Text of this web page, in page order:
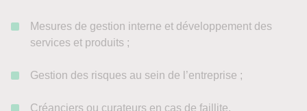
Mesures de gestion interne et développement des
services et produits ;
Gestion des risques au sein de l’entreprise ;
Créanciers ou curateurs en cas de faillite.